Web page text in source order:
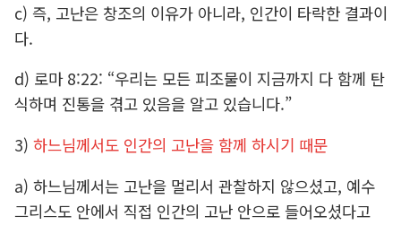
c) 즉, 고난은 창조의 이유가 아니라, 인간이 타락한 결과이
다.
d) 로마 8:22: “우리는 모든 피조물이 지금까지 다 함께 탄
식하며 진통을 겪고 있음을 알고 있습니다.”
3) 하느님께서도 인간의 고난을 함께 하시기 때문
a) 하느님께서는 고난을 멀리서 관찰하지 않으셨고, 예수
그리스도 안에서 직접 인간의 고난 안으로 들어오셨다고